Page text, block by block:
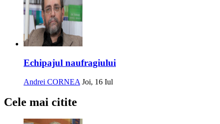
Echipajul naufragiului
Andrei CORNEA Joi, 16 Iul
Cele mai citite